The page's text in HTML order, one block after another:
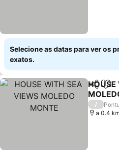
Selecione as datas para ver os
exatos.
Partilhar
Ver
/
a 0.4